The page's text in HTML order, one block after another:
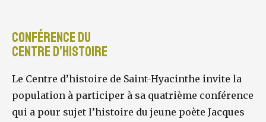
Conférence du
Centre d’histoire
Le Centre d’histoire de Saint-Hyacinthe invite la
population à participer à sa quatrième conférence
qui a pour sujet l’histoire du jeune poète Jacques